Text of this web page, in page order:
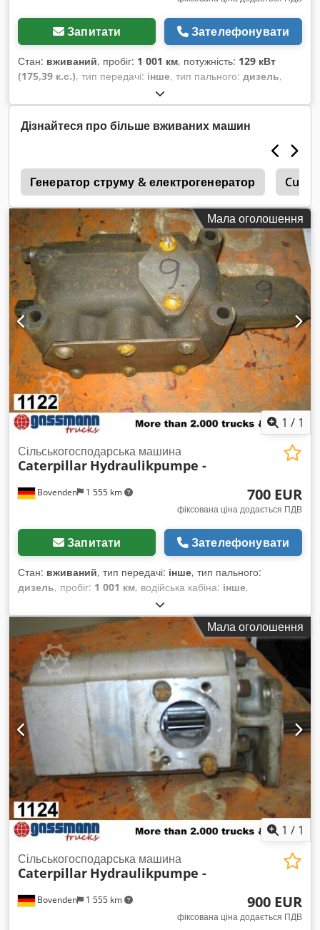
Запитати Зателефонувати
Стан: вживаний, пробіг: 1 001 км, потужність: 129 кВт
(175,39 к.с.), тип передачі: інше, тип пального: дизель,
, загальна вага:
конфігурація осей:4x4, перша реєстрація:01/2011, Рік
виготовлення:2011 , мотогодини:12 200 h, водійська кабіна:
інше
, колісна база:
Дізнайтеся про більше вживаних машин
Генератор струму & електрогенератор
Мала оголошення
1 / 1
Bovenden 1 555 km
Сільськогосподарська машина
Caterpillar Hydraulikpumpe -
700 EUR
фіксована ціна додається ПДВ
Запитати Зателефонувати
Стан: вживаний, тип передачі: інше, тип пального:
дизель, пробіг: 1 001 км, водійська кабіна: інше,
Мала оголошення
1 / 1
Bovenden 1 555 km
Сільськогосподарська машина
Caterpillar Hydraulikpumpe -
900 EUR
фіксована ціна додається ПДВ